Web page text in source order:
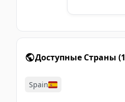
Доступные Страны (1
Spain